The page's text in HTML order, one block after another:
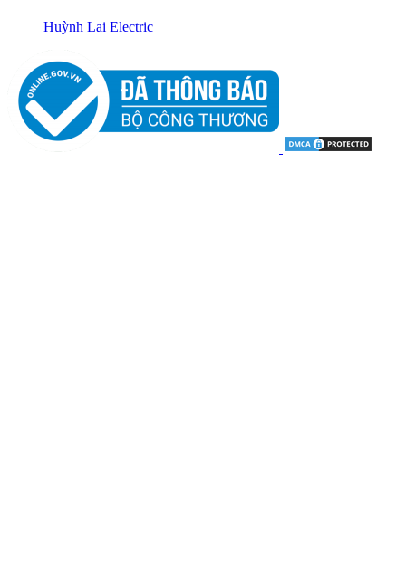
Huỳnh Lai Electric